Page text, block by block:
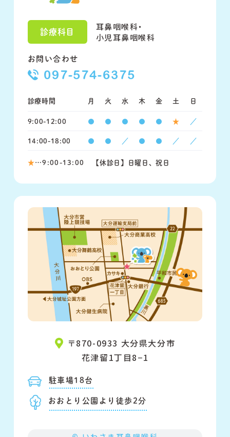
診療科目
耳鼻咽喉科・
小児耳鼻咽喉科
お問い合わせ
097-574-6375
診療時間 月 火 水 木 金 土 日
9:00-12:00 ● ● ● ● ● ★
／
14:00-18:00
● ● ／ ● ● ／ ／
★…9:00-13:00 【休診日】日曜日、祝日
〒870-0933 大分県大分市
花津留1丁目8−1
駐車場18台
おおとり公園より徒歩2分